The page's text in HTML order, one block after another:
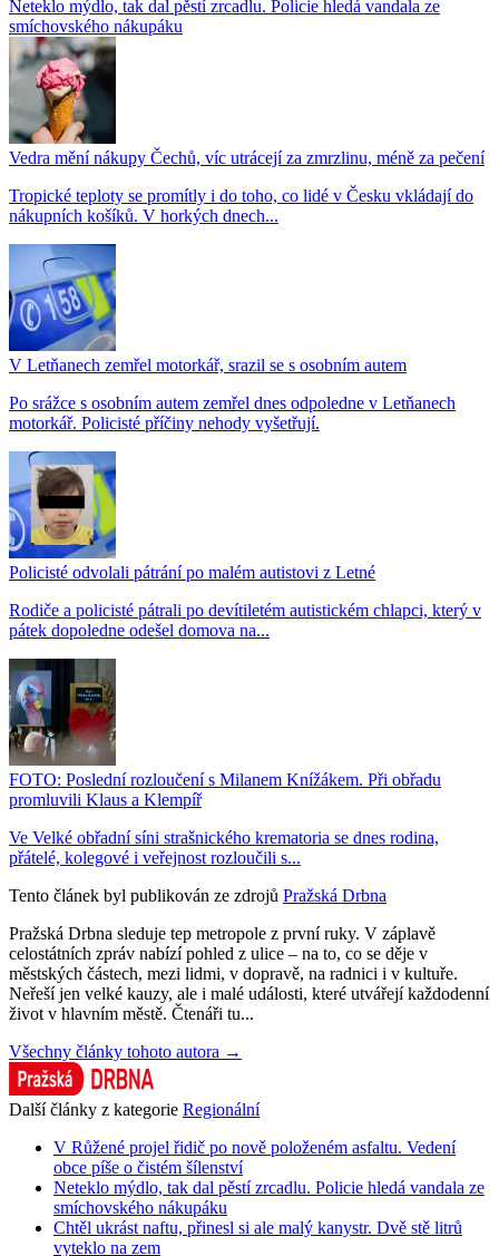
Neteklo mýdlo, tak dal pěstí zrcadlu. Policie hledá vandala ze
smíchovského nákupáku
Vedra mění nákupy Čechů, víc utrácejí za zmrzlinu, méně za pečení
Tropické teploty se promítly i do toho, co lidé v Česku vkládají do
nákupních košíků. V horkých dnech...
V Letňanech zemřel motorkář, srazil se s osobním autem
Po srážce s osobním autem zemřel dnes odpoledne v Letňanech
motorkář. Policisté příčiny nehody vyšetřují.
Policisté odvolali pátrání po malém autistovi z Letné
Rodiče a policisté pátrali po devítiletém autistickém chlapci, který v
pátek dopoledne odešel domova na...
FOTO: Poslední rozloučení s Milanem Knížákem. Při obřadu
promluvili Klaus a Klempíř
Ve Velké obřadní síni strašnického krematoria se dnes rodina,
přátelé, kolegové i veřejnost rozloučili s...
Tento článek byl publikován ze zdrojů Pražská Drbna
Pražská Drbna sleduje tep metropole z první ruky. V záplavě
celostátních zpráv nabízí pohled z ulice – na to, co se děje v
městských částech, mezi lidmi, v dopravě, na radnici i v kultuře.
Neřeší jen velké kauzy, ale i malé události, které utvářejí každodenní
život v hlavním městě. Čtenáři tu...
Všechny články tohoto autora →
Další články z kategorie Regionální
V Růžené projel řidič po nově položeném asfaltu. Vedení
obce píše o čistém šílenství
Neteklo mýdlo, tak dal pěstí zrcadlu. Policie hledá vandala ze
smíchovského nákupáku
Chtěl ukrást naftu, přinesl si ale malý kanystr. Dvě stě litrů
vyteklo na zem